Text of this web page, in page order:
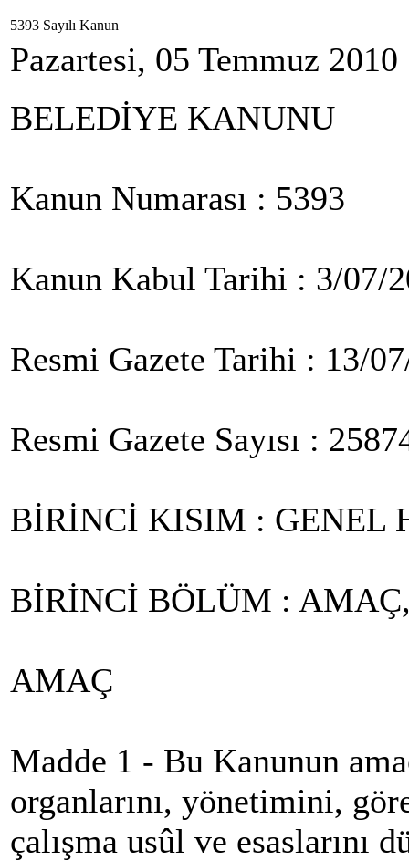
5393 Sayılı Kanun
Pazartesi, 05 Temmuz
BELEDİYE KANUNU
Kanun Numarası : 5393
Kanun Kabul Tarihi : 3/07/
Resmi Gazete Tarihi : 13/
Resmi Gazete Sayısı :
BİRİNCİ KISIM : GENEL
BİRİNCİ BÖLÜM :
AMAÇ
Madde 1 - Bu Kanunun
organlarını, yönetimini,
çalışma usûl ve esaslarını